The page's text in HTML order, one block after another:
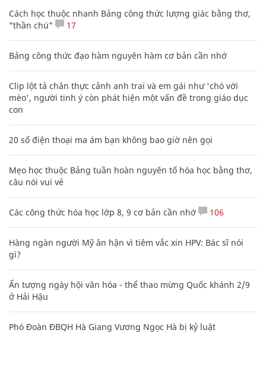
Cách học thuộc nhanh Bảng công thức lượng giác bằng thơ,
"thần chú"
17
Bảng công thức đạo hàm nguyên hàm cơ bản cần nhớ
Clip lột tả chân thực cảnh anh trai và em gái như 'chó với
mèo', người tinh ý còn phát hiện một vấn đề trong giáo dục
con
20 số điện thoại ma ám bạn không bao giờ nên gọi
Mẹo học thuộc Bảng tuần hoàn nguyên tố hóa học bằng thơ,
câu nói vui vẻ
Các công thức hóa học lớp 8, 9 cơ bản cần nhớ 106
Hàng ngàn người Mỹ ân hận vì tiêm vắc xin HPV: Bác sĩ nói
gì?
Ấn tượng ngày hội văn hóa - thể thao mừng Quốc khánh 2/9
ở Hải Hậu
Phó Đoàn ĐBQH Hà Giang Vương Ngọc Hà bị kỷ luật